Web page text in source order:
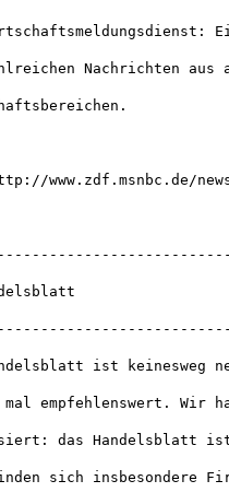
Nachrichten aus
www.zdf.msnbc.de/
ist keinesweg
empfehlenswert. Wir
das Handelsblatt
sich insbesondere